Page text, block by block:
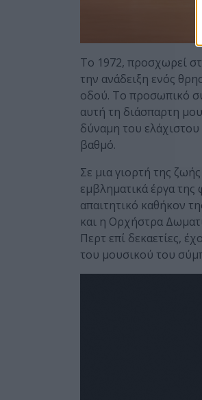
Το 1972, προσχωρεί
την ανάδειξη ενός
οδού. Το προσωπικό
αυτή τη διάσπαρτη
δύναμη του
βαθμό.
Σε μια γιορτή της
εμβληματικά έργα
απαιτητικό καθήκον
και η Ορχήστρα
Περτ επί δεκαετίες,
του μουσικού του